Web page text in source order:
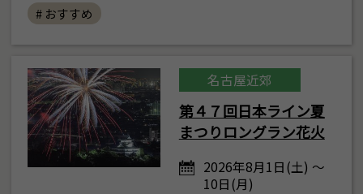
# おすすめ
名古屋近郊
第４７回日本ライン夏
まつりロングラン花火
2026年8月1日(土) ～
10日(月)